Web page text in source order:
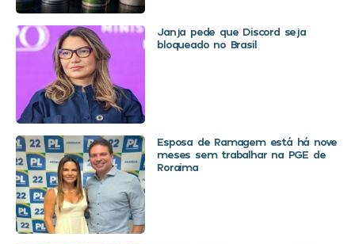
Janja pede que Discord seja
bloqueado no Brasil
Esposa de Ramagem está há nove
meses sem trabalhar na PGE de
Roraima